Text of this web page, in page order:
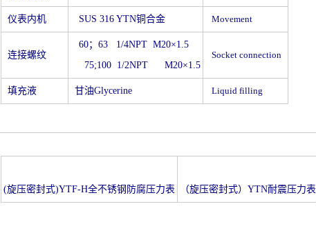
仪表内机 SUS 316 YTN铜合金 Movement
连接螺纹
60；63 1/4NPT M20×1.5
75;100 1/2NPT M20×1.5
Socket connection
填充液 甘油Glycerine Liquid filling
(旋压密封式)YTF-H全不锈钢防腐压力表 （旋压密封式）YTN耐震压力表